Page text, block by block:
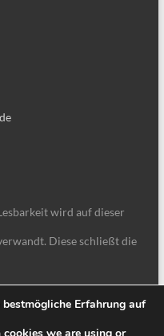
wird auf dieser
Diese schließt die
Erfahrung auf